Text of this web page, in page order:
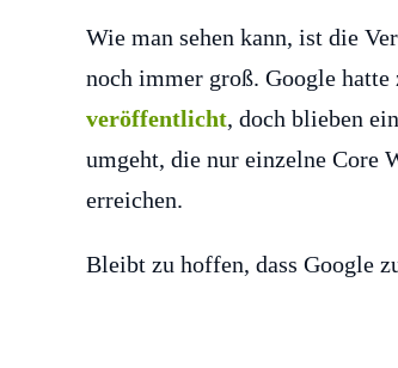
Wie man sehen kann, ist die
noch immer groß. Google
veröffentlicht, doch blieben
umgeht, die nur einzelne Core
erreichen.
Bleibt zu hoffen, dass Google